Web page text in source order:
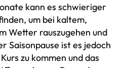
kann es schwieriger
um bei kaltem,
Wetter rauszugehen und
Saisonpause ist es jedoch
zu kommen und das